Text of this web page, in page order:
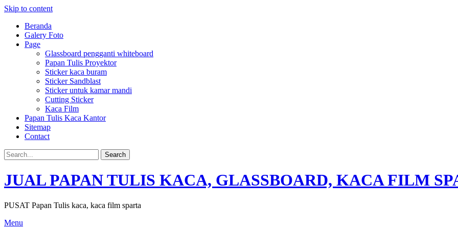
Skip to content
Beranda
Galery Foto
Page
Glassboard pengganti whiteboard
Papan Tulis Proyektor
Sticker kaca buram
Sticker Sandblast
Sticker untuk kamar mandi
Cutting Sticker
Kaca Film
Papan Tulis Kaca Kantor
Sitemap
Contact
JUAL PAPAN TULIS KACA, GLASSBOARD, KACA FILM
PUSAT Papan Tulis kaca, kaca film sparta
Menu